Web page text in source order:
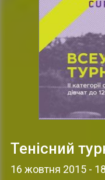
Тенісний
16 жовтня 2015-